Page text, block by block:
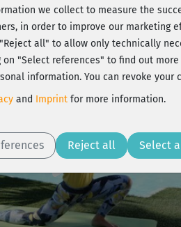
Play
all!
we collect to measure the
in order to improve our marketing
all" to allow only technically
"Select references" to find out
information. You can revoke
and Imprint for more information.
Reject all Select